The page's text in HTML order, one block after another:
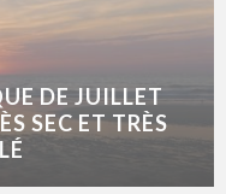
DE JUILLET
SEC ET TRÈS